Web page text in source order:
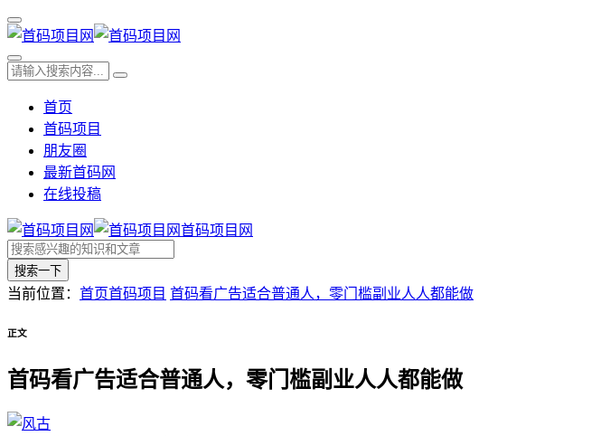
首页
首码项目
朋友圈
最新首码网
在线投稿
首码项目网
搜索一下
当前位置： 首页首码项目 首码看广告适合普通人，零门槛副业人人都能做
正文
首码看广告适合普通人，零门槛副业人人都能做